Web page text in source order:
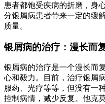
患者都饱受疾病的折磨，身
分银屑病患者带来一定的缓
质量。
银屑病的治疗：漫长而
银屑病的治疗是一个漫长而
心和毅力。目前，治疗银屑
服药、光疗等等，但没有一
控制病情，减少反复。他克